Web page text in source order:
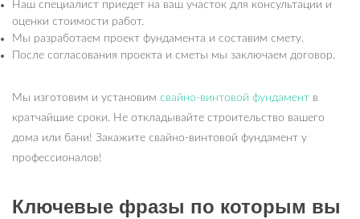
Наш специалист приедет на ваш участок для консультации и
оценки стоимости работ.
Мы разработаем проект фундамента и составим смету.
После согласования проекта и сметы мы заключаем договор.
Мы изготовим и установим свайно-винтовой фундамент в
кратчайшие сроки. Не откладывайте строительство вашего
дома или бани! Закажите свайно-винтовой фундамент у
профессионалов!
Ключевые фразы по которым вы